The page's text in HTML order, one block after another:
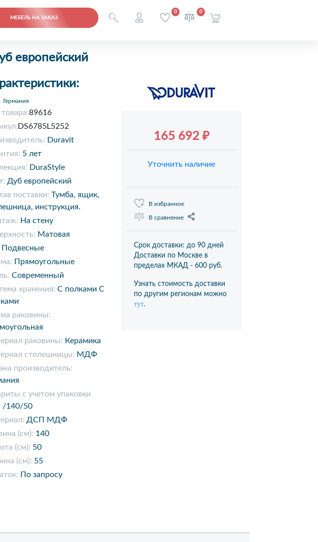
МЕБЕЛЬ НА ЗАКАЗ
0 0
европейский
Германия
89616
DS6785L5252
Duravit
5 лет
DuraStyle
Дуб европейский
поставки: Тумба, ящик,
инструкция.
На стену
Матовая
Подвесные
Прямоугольные
Современный
хранения: С полками С
раковины:
раковины: Керамика
столешницы: МДФ
производитель:
с учетом упаковки
/140/50
ДСП МДФ
(см): 140
(см): 50
(см): 55
По запросу
165 692 ₽
Уточнить наличие
В избранное
В сравнение
Срок доставки: до 90 дней
Доставки по Москве в
пределах МКАД - 600 руб.
Узнать стоимость доставки
по другим регионам можно
тут.